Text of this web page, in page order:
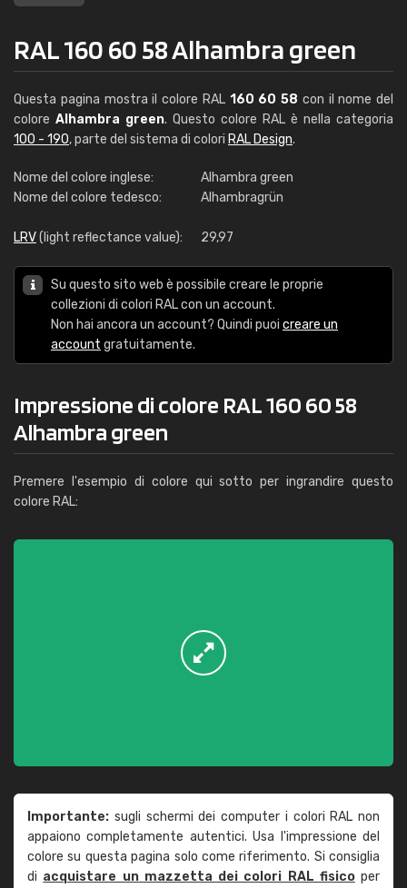
RAL 160 60 58 Alhambra green
Questa pagina mostra il colore RAL 160 60 58 con il nome del
colore Alhambra green. Questo colore RAL è nella categoria
100 - 190, parte del sistema di colori RAL Design.
Nome del colore inglese:
Alhambra green
Nome del colore tedesco:
Alhambragrün
LRV(light reflectance value): 29,97
Su questo sito web è possibile creare le proprie
collezioni di colori RAL con un account.
Non hai ancora un account? Quindi puoi creare un
account gratuitamente.
Impressione di colore RAL 160 60 58
Alhambra green
Premere l'esempio di colore qui sotto per ingrandire questo
colore RAL:
Importante: sugli schermi dei computer i colori RAL non
appaiono completamente autentici. Usa l'impressione del
colore su questa pagina solo come riferimento. Si consiglia
di acquistare un mazzetta dei colori RAL fisicoper